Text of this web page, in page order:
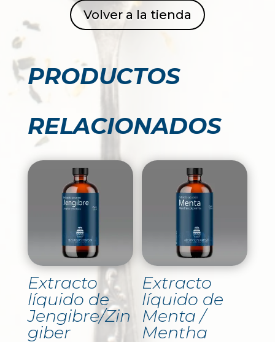
Volver a la tienda
PRODUCTOS
RELACIONADOS
Extracto
líquido de
Jengibre/Zin
giber
Extracto
líquido de
Menta /
Mentha